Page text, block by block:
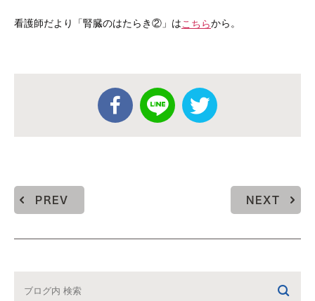
看護師だより「腎臓のはたらき②」はこちらから。
PREV NEXT